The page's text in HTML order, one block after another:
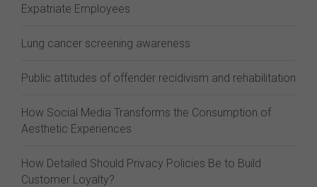
Expatriate Employees
Lung cancer screening awareness
Public attitudes of offender recidivism and rehabilitation
How Social Media Transforms the Consumption of
Aesthetic Experiences
How Detailed Should Privacy Policies Be to Build
Customer Loyalty?